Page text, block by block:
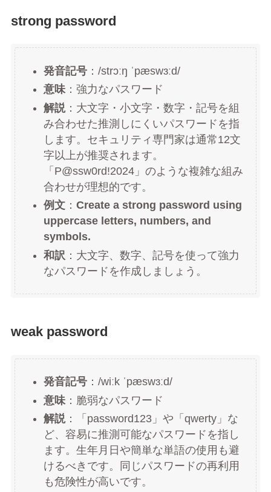
strong password
発音記号：/strɔːŋ ˈpæswɜːd/
意味：強力なパスワード
解説：大文字・小文字・数字・記号を組
み合わせた推測しにくいパスワードを指
します。セキュリティ専門家は通常12文
字以上が推奨されます。
「P@ssw0rd!2024」のような複雑な組み
合わせが理想的です。
例文： Create a strong password using
uppercase letters, numbers, and
symbols.
和訳 ：大文字、数字、記号を使って強力
なパスワードを作成しましょう。
weak password
発音記号：/wiːk ˈpæswɜːd/
意味：脆弱なパスワード
解説：「password123」や「qwerty」な
ど、容易に推測可能なパスワードを指し
ます。生年月日や簡単な単語の使用も避
けるべきです。同じパスワードの再利用
も危険性が高いです。